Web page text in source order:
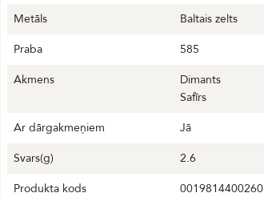
Metāls
Baltais zelts
Praba
585
Akmens
Dimants
Safīrs
Ar dārgakmeņiem
Jā
Svars(g)
2.6
Produkta kods
0019814400260